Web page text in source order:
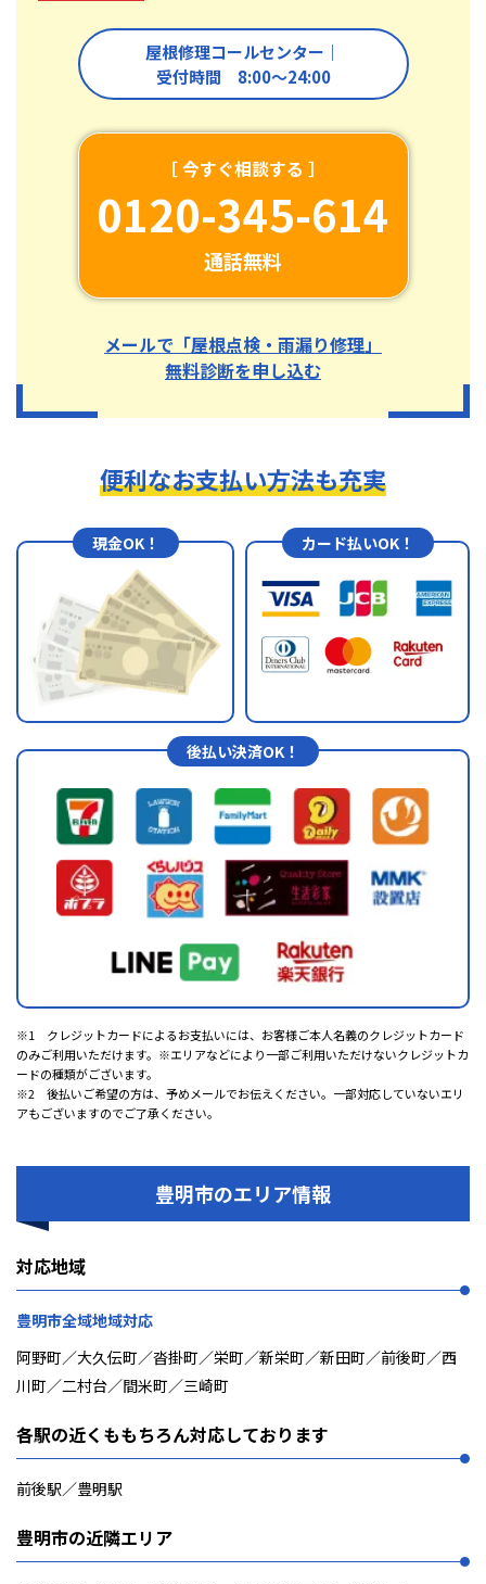
屋根修理コールセンター｜
受付時間 8:00〜24:00
［ 今すぐ相談する ］
0120-345-614
通話無料
メールで「屋根点検・雨漏り修理」
無料診断を申し込む
便利なお支払い方法も充実
現金OK！ カード払いOK！
後払い決済OK！
※1 クレジットカードによるお支払いには、お客様ご本人名義のクレジットカード
のみご利用いただけます。※エリアなどにより一部ご利用いただけないクレジットカ
ードの種類がございます。
※2 後払いご希望の方は、予めメールでお伝えください。一部対応していないエリ
アもございますのでご了承ください。
豊明市のエリア情報
対応地域
豊明市全域地域対応
阿野町／大久伝町／沓掛町／栄町／新栄町／新田町／前後町／西
川町／二村台／間米町／三崎町
各駅の近くももちろん対応しております
前後駅／豊明駅
豊明市の近隣エリア